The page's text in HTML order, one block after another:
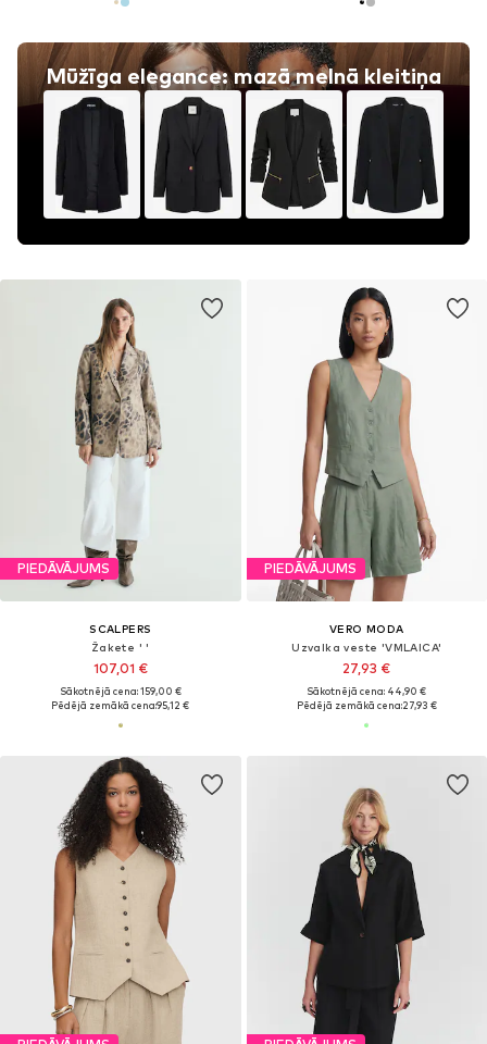
Mūžīga elegance: mazā melnā kleitiņa
PIEDĀVĀJUMS
SCALPERS
Žakete ' '
107,01 €
Sākotnējā cena: 159,00 €
Pēdējā zemākā cena:95,12 €
PIEDĀVĀJUMS
VERO MODA
Uzvalka veste 'VMLAICA'
27,93 €
Sākotnējā cena: 44,90 €
Pēdējā zemākā cena:27,93 €